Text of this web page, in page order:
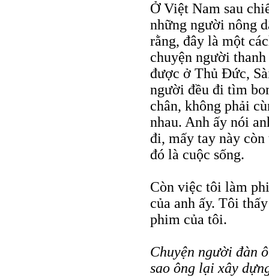
Ở Việt Nam sau
những người nông
rằng, đây là một
chuyện người
được ở Thủ Đức,
người đều đi tìm
chân, không phải
nhau. Anh ấy nói
đi, mấy tay này
đó là cuộc sống.
Còn việc tôi làm
của anh ấy. Tôi
phim của tôi.
Chuyện người đàn
sao ông lại xây